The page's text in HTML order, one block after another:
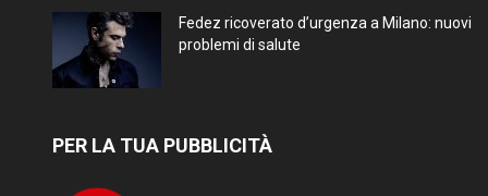
Fedez ricoverato d’urgenza a Milano: nuovi
problemi di salute
PER LA TUA PUBBLICITÀ